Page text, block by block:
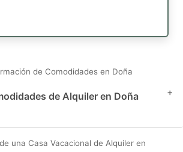
de Comodidades en Doña
de Alquiler en Doña
+
una Casa Vacacional de Alquiler en